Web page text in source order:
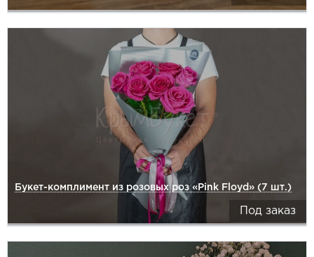
Букет-комплимент из розовых роз «Pink Floyd» (7 шт.)
Под заказ